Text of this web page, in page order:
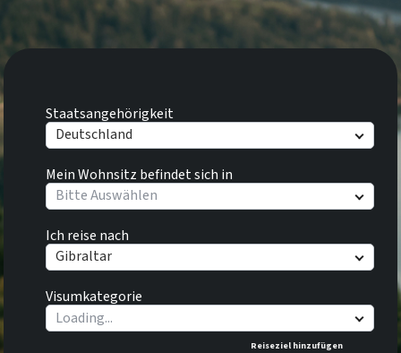
Staatsangehörigkeit
Deutschland
Mein Wohnsitz befindet sich in
Bitte Auswählen
Ich reise nach
Gibraltar
Visumkategorie
Reiseziel hinzufügen